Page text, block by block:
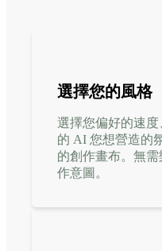
選擇您的風格
選擇您偏好的速
的 AI 您想營造的
的創作畫布。無
作意圖。